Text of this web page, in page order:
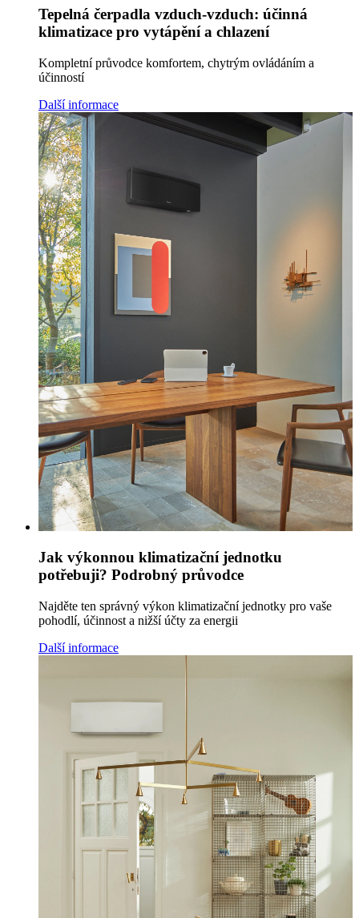
Tepelná čerpadla vzduch-vzduch: účinná
klimatizace pro vytápění a chlazení
Kompletní průvodce komfortem, chytrým ovládáním a
účinností
Další informace
Jak výkonnou klimatizační jednotku
potřebuji? Podrobný průvodce
Najděte ten správný výkon klimatizační jednotky pro vaše
pohodlí, účinnost a nižší účty za energii
Další informace